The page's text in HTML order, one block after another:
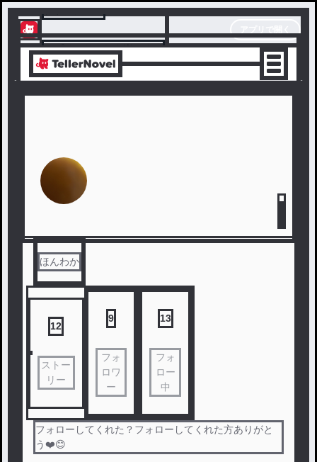
テラーノベル
アプリでサクサク楽しめる
ほんわか
12
ストー
リー
9
フォ
ロワ
ー
13
フォ
ロー
中
フォローしてくれた？フォローしてくれた方ありがと
う❤️😊